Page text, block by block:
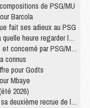
de PSG/MU
Barcola
fait ses adieux au PSG
heure regarder le match ?
concerné par PSG/MU ?
connus
pour Godts
Mbaye
2026)
recrue de l’été